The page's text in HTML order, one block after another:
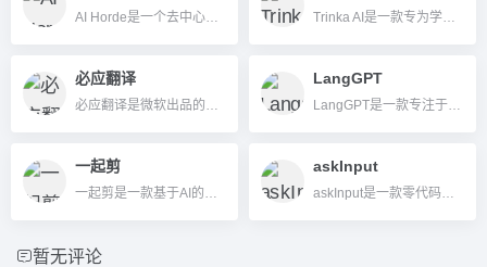
AI Horde是一个去中心化、众包协作的免费AI图像与文本生成平台，支持多样模型与API集成，适合各种创作者和开发者。 Trinka AI是一款专为学术和技术写作场景设计的AI英文语法校对与改写工具，支持多平台插件、强大数据隐私和文档合规检测，助力专业英文写作。
必应翻译
必应翻译是微软出品的智能多语言翻译工具，支持文本、语音、图片和文档翻译，跨平台免费使用。
LangGPT
LangGPT是一款专注于结构化、模块化AI提示指令编写的开源工具，帮助用户高效生成可复用、高质量Prompt。
一起剪
一起剪是一款基于AI的短视频自动生成与分发平台，可实现图文转视频、智能脚本、自动配音、一键多平台发布，适合自媒体、企业、教育机构高效生产短视频。
askInput
askInput是一款零代码、极简化的AI客户反馈工具，支持多场景即时收集、分析和管理意见，助力企业与个人提升沟通和内容共创效率。
暂无评论